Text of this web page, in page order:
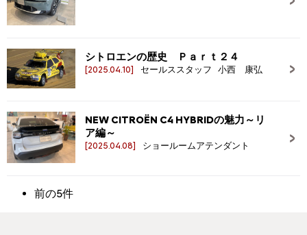
シトロエンの歴史 Ｐａｒｔ２４
[2025.04.10] セールススタッフ 小西 康弘
NEW CITROËN C4 HYBRIDの魅力～リ
ア編～
[2025.04.08] ショールームアテンダント
前の5件